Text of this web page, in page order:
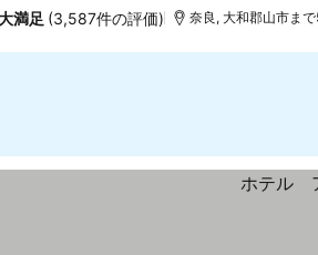
満足 (3,587件の評価) 奈良, 大和郡山市ま